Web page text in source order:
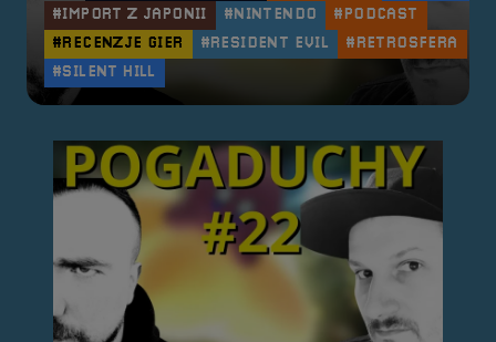
#IMPORT Z JAPONII
#NINTENDO
#PODCAST
#RECENZJE GIER
#RESIDENT EVIL
#RETROSFERA
#SILENT HILL